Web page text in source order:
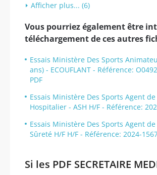
Afficher plus... (6)
Vous pourriez également être
téléchargement de ces autres
Essais Ministère Des Sports
ans) - ECOUFLANT - Référence:
PDF
Essais Ministère Des Sports Agent
Hospitalier - ASH H/F - Référence:
Essais Ministère Des Sports Agent
Sûreté H/F H/F - Référence: 2024-
Si les PDF SECRETAIRE